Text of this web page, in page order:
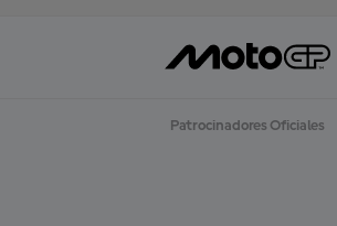
Patrocinadores Oficiales